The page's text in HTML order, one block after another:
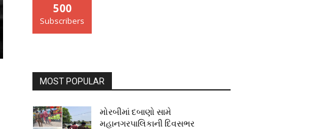
500
Subscribers
MOST POPULAR
મોરબીમાં દબાણો સામે
મહાનગરપાલિકાની દિવસભર